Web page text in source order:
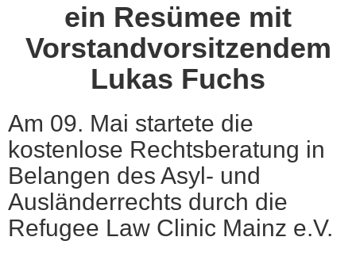
ein Resümee mit
Vorstandvorsitzendem
Lukas Fuchs
Am 09. Mai startete die
kostenlose Rechtsberatung in
Belangen des Asyl- und
Ausländerrechts durch die
Refugee Law Clinic Mainz e.V.